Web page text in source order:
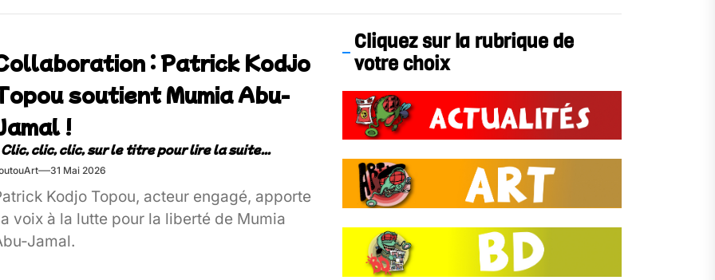
: Patrick Kodjo
soutient Mumia Abu-
!
31 Mai 2026
Kodjo Topou, acteur engagé, apporte
voix à la lutte pour la liberté de Mumia
Jamal.
Cliquez sur la rubrique de
votre choix